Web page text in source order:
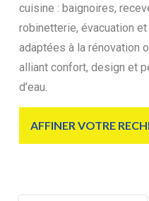
cuisine : baignoires,
robinetterie, évacuation
adaptées à la rénovation
alliant confort, design et
d’eau.
AFFINER VOTRE